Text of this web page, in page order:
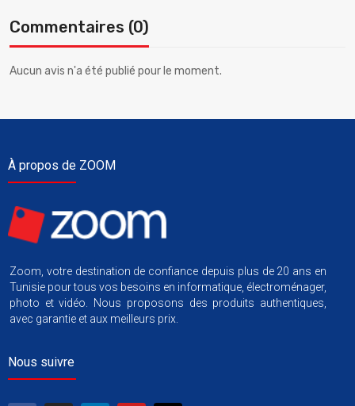
Commentaires (0)
Aucun avis n'a été publié pour le moment.
À propos de ZOOM
Zoom, votre destination de confiance depuis plus de 20 ans en
Tunisie pour tous vos besoins en informatique, électroménager,
photo et vidéo. Nous proposons des produits authentiques,
avec garantie et aux meilleurs prix.
Nous suivre